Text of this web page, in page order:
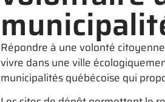
Répondre à une volonté
vivre dans une ville
municipalités québécoise qui